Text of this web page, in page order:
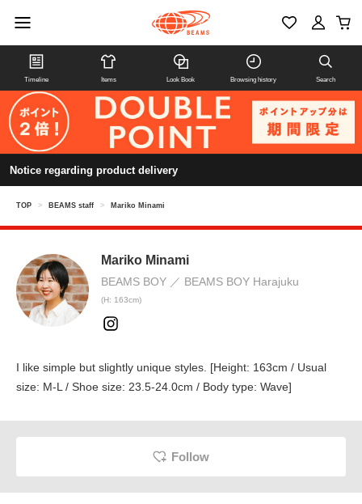
Timeline Items Look Book Browsing history Search
Notice regarding product delivery
TOP > BEAMS staff > Mariko Minami
Mariko Minami
BEAMS BOY BEAMS BOY Harajuku
(H: 163cm)
I like simple but slightly unique styles. [Height: 163cm / Usual
size: M-L / Shoe size: 23.5-24.0cm / Body type: Wave]
Follow